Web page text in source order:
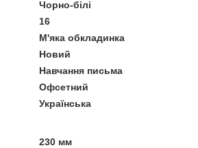
Чорно-білі
16
М'яка обкладинка
Новий
Навчання письма
Офсетний
Українська
230 мм